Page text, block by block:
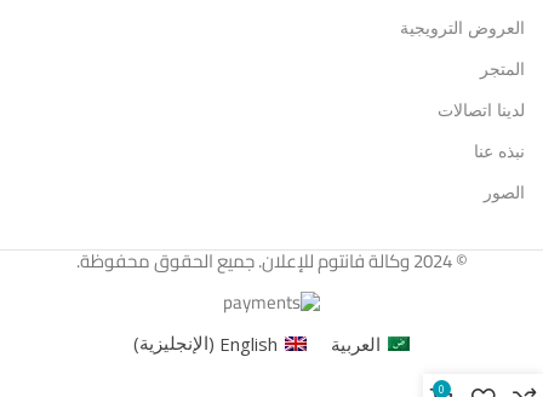
العروض الترويجية
المتجر
لدينا اتصالات
نبذه عنا
الصور
© 2024 وكالة فانتوم للإعلان. جميع الحقوق محفوظة.
0
العربية English
(الإنجليزية)